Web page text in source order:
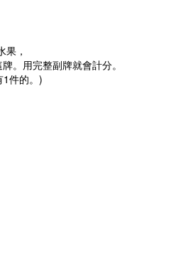
，
。用完整副牌就會計分。
1件的。)